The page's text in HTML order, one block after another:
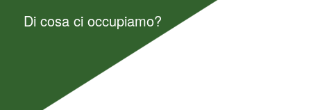
Di cosa ci occupiamo?